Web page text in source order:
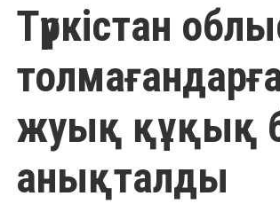
Түркістан
жуық құқық
анықталды